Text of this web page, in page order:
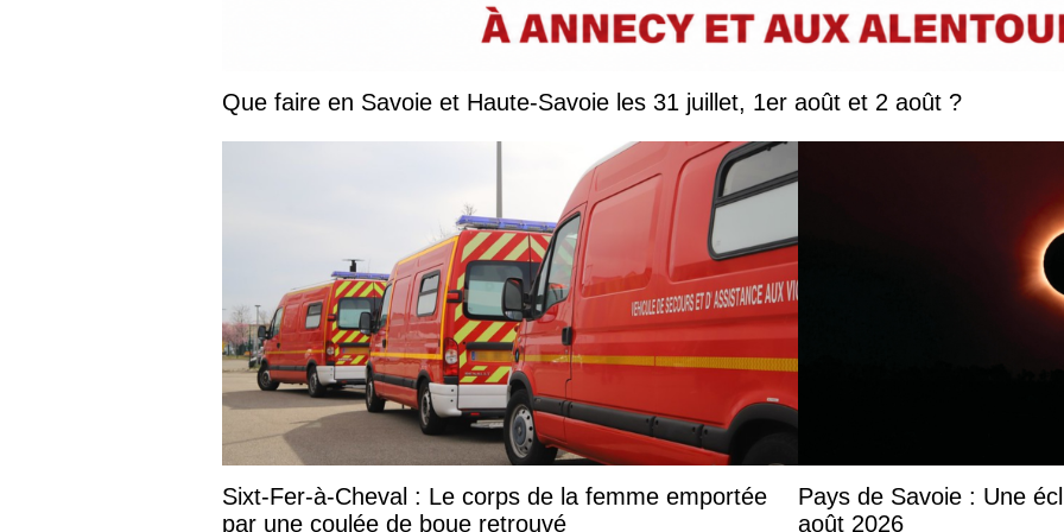
Que faire en Savoie et Haute-Savoie les 31 juillet, 1er août et 2 août ?
Sixt-Fer-à-Cheval : Le corps de la femme emportée
par une coulée de boue retrouvé
Pays de Savoie : Une
août 2026